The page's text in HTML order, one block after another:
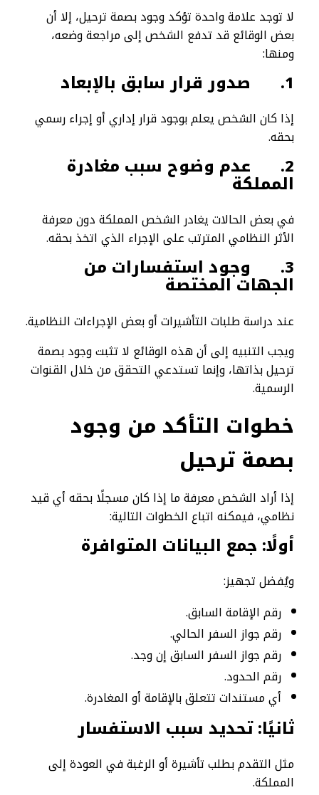
لا توجد علامة واحدة تؤكد وجود بصمة ترحيل، إلا أن
بعض الوقائع قد تدفع الشخص إلى مراجعة وضعه،
ومنها:
1. صدور قرار سابق بالإبعاد
إذا كان الشخص يعلم بوجود قرار إداري أو إجراء رسمي
بحقه.
2. عدم وضوح سبب مغادرة
المملكة
في بعض الحالات يغادر الشخص المملكة دون معرفة
الأثر النظامي المترتب على الإجراء الذي اتخذ بحقه.
3. وجود استفسارات من
الجهات المختصة
عند دراسة طلبات التأشيرات أو بعض الإجراءات النظامية.
ويجب التنبيه إلى أن هذه الوقائع لا تثبت وجود بصمة
ترحيل بذاتها، وإنما تستدعي التحقق من خلال القنوات
الرسمية.
خطوات التأكد من وجود
بصمة ترحيل
إذا أراد الشخص معرفة ما إذا كان مسجلًا بحقه أي قيد
نظامي، فيمكنه اتباع الخطوات التالية:
أولًا: جمع البيانات المتوافرة
ويُفضل تجهيز:
رقم الإقامة السابق.
رقم جواز السفر الحالي.
رقم جواز السفر السابق إن وجد.
رقم الحدود.
أي مستندات تتعلق بالإقامة أو المغادرة.
ثانيًا: تحديد سبب الاستفسار
مثل التقدم بطلب تأشيرة أو الرغبة في العودة إلى
المملكة.